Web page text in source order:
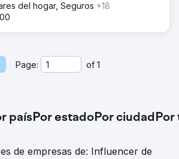
del hogar, Seguros +18
Page: of 1
paísPor estadoPor ciudadPor
de empresas de: Influencer de